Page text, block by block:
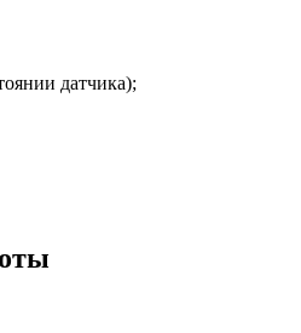
датчика);